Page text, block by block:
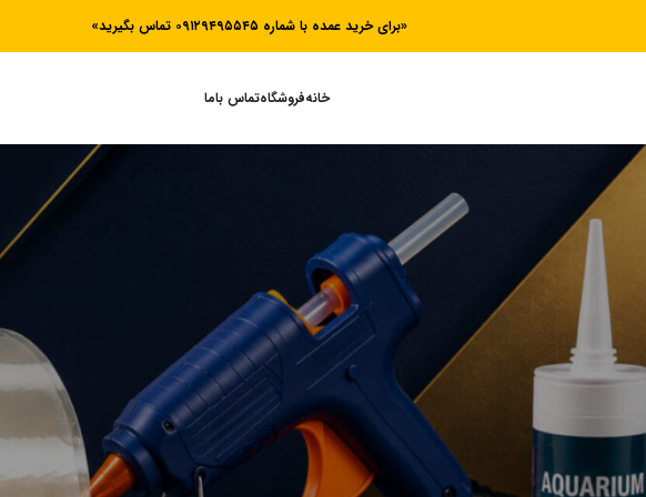
«برای خرید عمده با شماره ۰۹۱۲۹۴۹۵۵۴۵ تماس بگیرید»
خانهفروشگاهتماس باما